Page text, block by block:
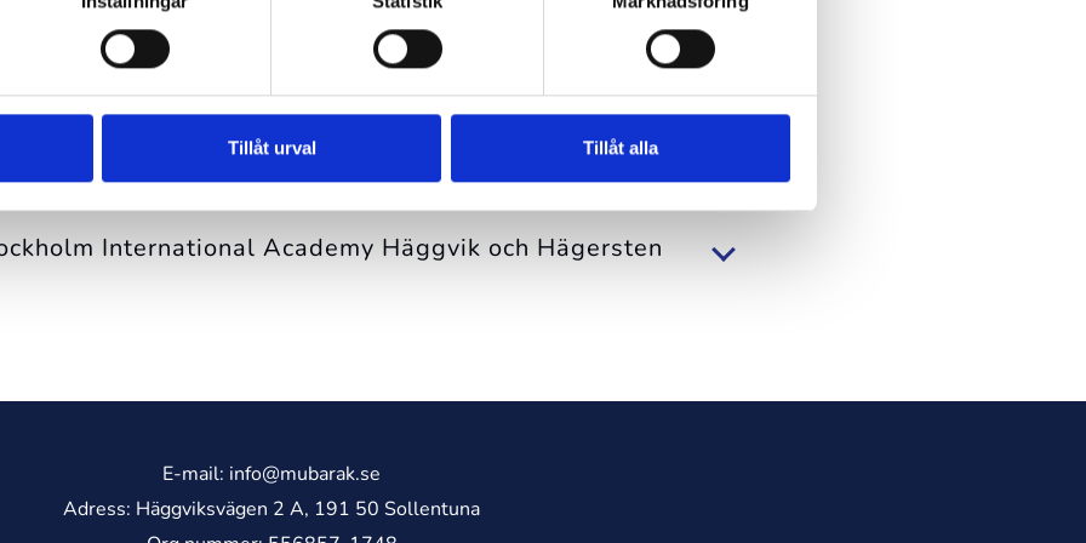
Tillåt urval Tillåt alla
på SIA skolor
av diskriminering och kränkande behandling
International Academy Häggvik och Hägersten
E-mail: info@mubarak.se
Adress: Häggviksvägen 2 A, 191 50 Sollentuna